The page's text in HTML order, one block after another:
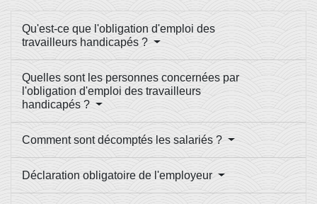
Qu'est-ce que l'obligation d'emploi des
travailleurs handicapés ?
Quelles sont les personnes concernées par
l'obligation d'emploi des travailleurs
handicapés ?
Comment sont décomptés les salariés ?
Déclaration obligatoire de l'employeur